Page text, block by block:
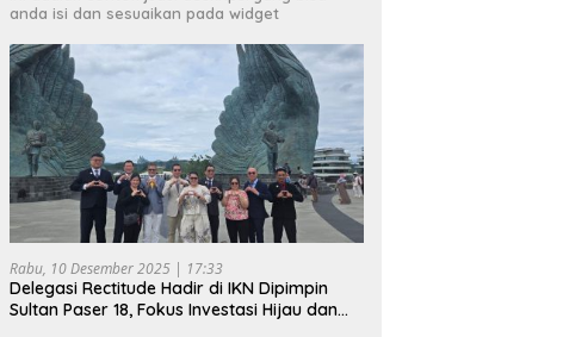
anda isi dan sesuaikan pada widget
Rabu, 10 Desember 2025 | 17:33
Delegasi Rectitude Hadir di IKN Dipimpin
Sultan Paser 18, Fokus Investasi Hijau dan